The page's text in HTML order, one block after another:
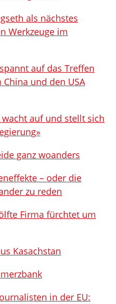
als nächstes
Werkzeuge im
auf das Treffen
und den USA
auf und stellt sich
ganz woanders
– oder die
zu reden
Firma fürchtet um
Kasachstan
in der EU: